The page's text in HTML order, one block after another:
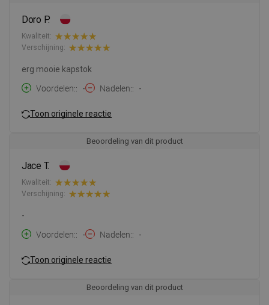
Doro P.
Kwaliteit:
Verschijning:
erg mooie kapstok
Voordelen:
- Nadelen: -
Toon originele reactie
Beoordeling van dit product
Jace T.
Kwaliteit:
Verschijning:
-
Voordelen:
- Nadelen: -
Toon originele reactie
Beoordeling van dit product